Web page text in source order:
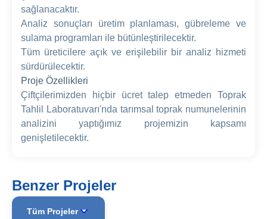
sağlanacaktır.
Analiz sonuçları üretim planlaması, gübreleme ve
sulama programları ile bütünleştirilecektir.
Tüm üreticilere açık ve erişilebilir bir analiz hizmeti
sürdürülecektir.
Proje Özellikleri
Çiftçilerimizden hiçbir ücret talep etmeden Toprak
Tahlil Laboratuvarı'nda tarımsal toprak numunelerinin
analizini yaptığımız projemizin kapsamı
genişletilecektir.
Benzer Projeler
Tüm Projeler